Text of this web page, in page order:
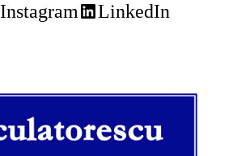
Instagram
LinkedIn